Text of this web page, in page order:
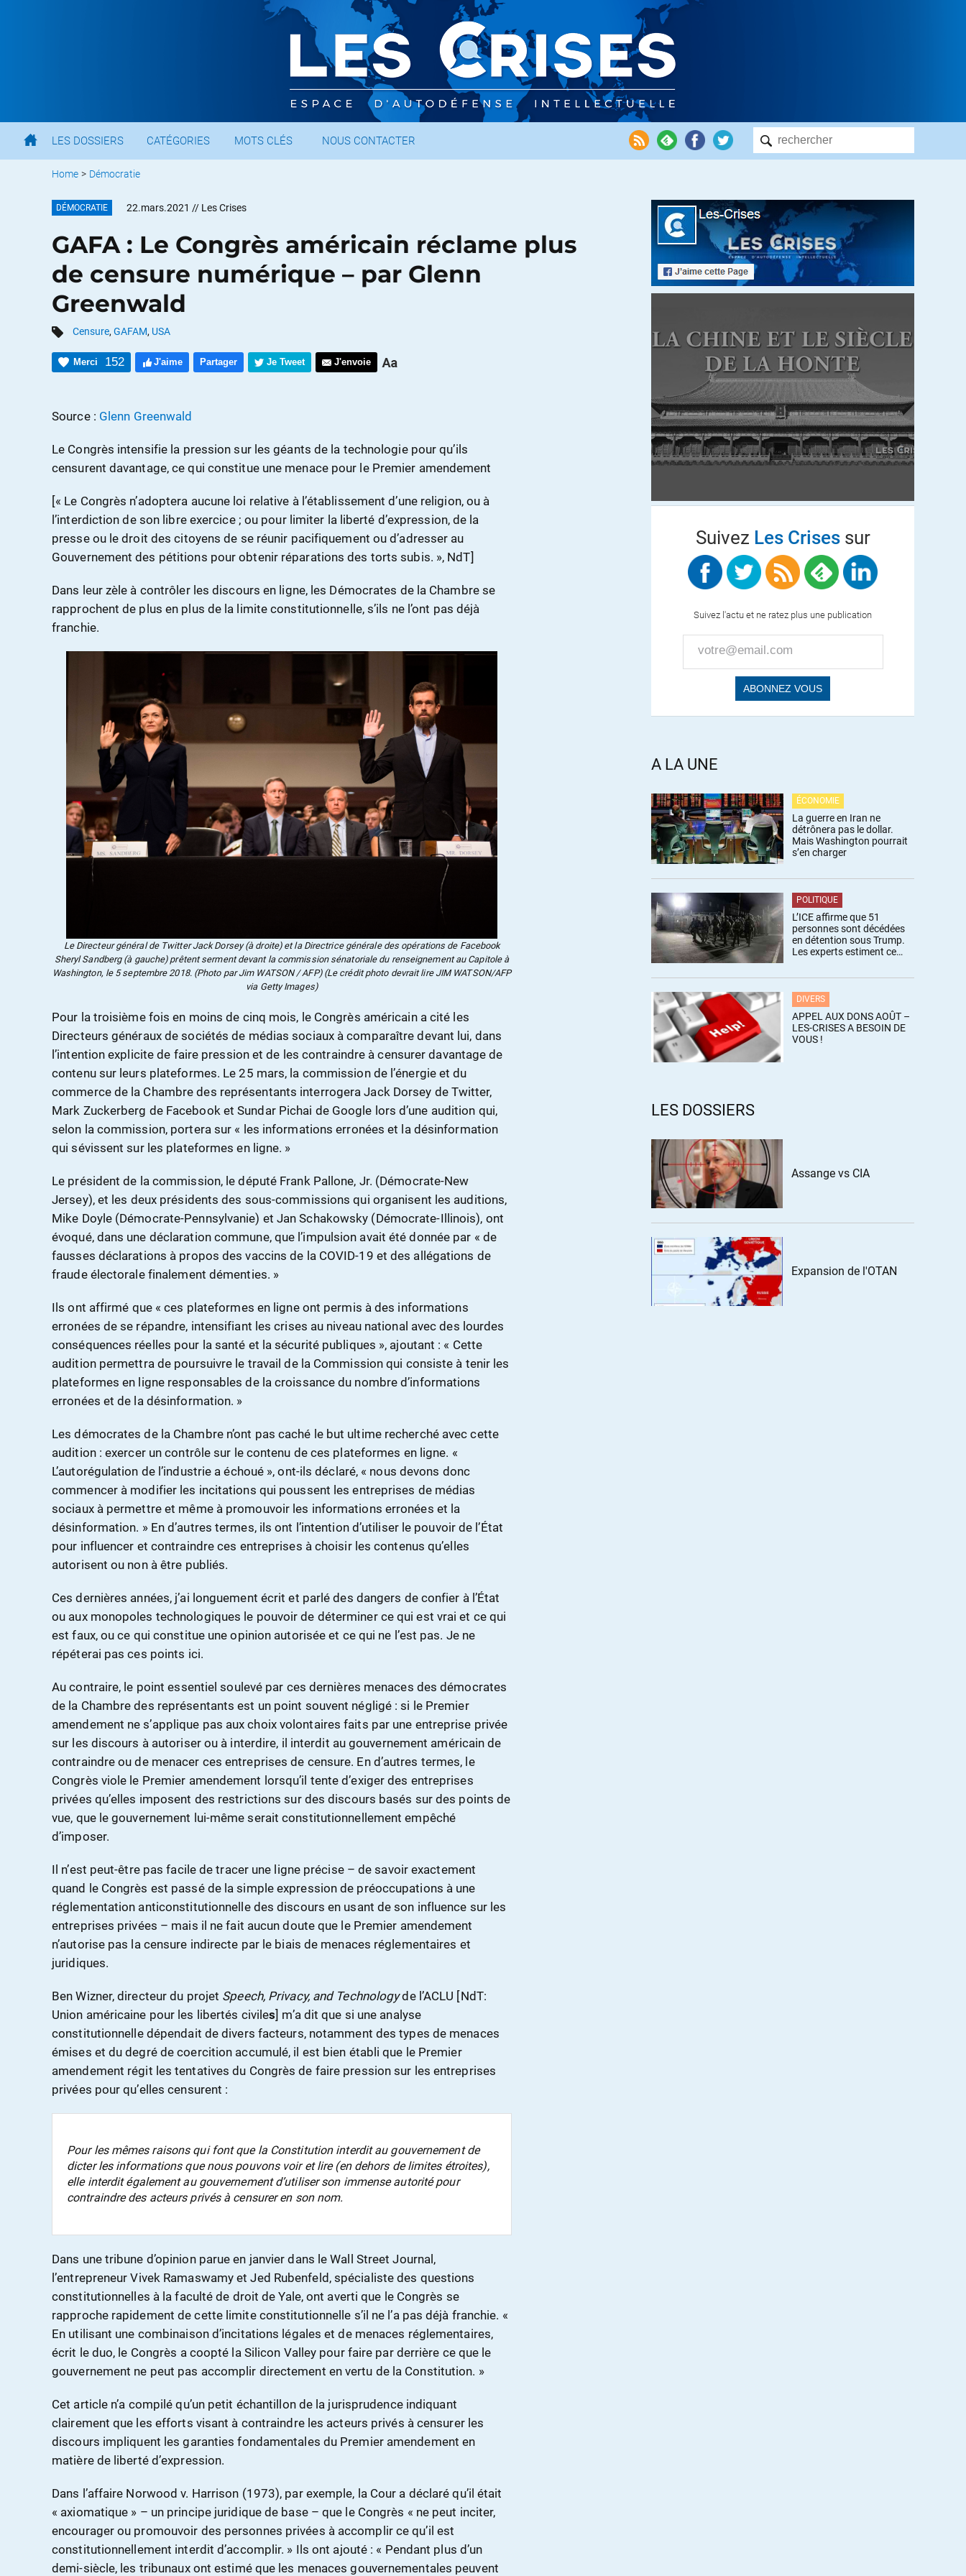
LES DOSSIERS CATÉGORIES MOTS CLÉS NOUS CONTACTER
Home > Démocratie
DÉMOCRATIE 22.mars.2021 // Les Crises
GAFA : Le Congrès américain réclame plus
de censure numérique – par Glenn
Greenwald
Censure, GAFAM, USA
Merci 152 J'aime Partager Je Tweet J'envoie
Source : Glenn Greenwald
Le Congrès intensifie la pression sur les géants de la technologie pour qu’ils
censurent davantage, ce qui constitue une menace pour le Premier amendement
[« Le Congrès n’adoptera aucune loi relative à l’établissement d’une religion, ou à
l’interdiction de son libre exercice ; ou pour limiter la liberté d’expression, de la
presse ou le droit des citoyens de se réunir pacifiquement ou d’adresser au
Gouvernement des pétitions pour obtenir réparations des torts subis. », NdT]
Dans leur zèle à contrôler les discours en ligne, les Démocrates de la Chambre se
rapprochent de plus en plus de la limite constitutionnelle, s’ils ne l’ont pas déjà
franchie.
Le Directeur général de Twitter Jack Dorsey (à droite) et la Directrice générale des opérations de Facebook
Sheryl Sandberg (à gauche) prêtent serment devant la commission sénatoriale du renseignement au Capitole à
Washington, le 5 septembre 2018. (Photo par Jim WATSON / AFP) (Le crédit photo devrait lire JIM WATSON/AFP
via Getty Images)
Pour la troisième fois en moins de cinq mois, le Congrès américain a cité les
Directeurs généraux de sociétés de médias sociaux à comparaître devant lui, dans
l’intention explicite de faire pression et de les contraindre à censurer davantage de
contenu sur leurs plateformes. Le 25 mars, la commission de l’énergie et du
commerce de la Chambre des représentants interrogera Jack Dorsey de Twitter,
Mark Zuckerberg de Facebook et Sundar Pichai de Google lors d’une audition qui,
selon la commission, portera sur « les informations erronées et la désinformation
qui sévissent sur les plateformes en ligne. »
Le président de la commission, le député Frank Pallone, Jr. (Démocrate-New
Jersey), et les deux présidents des sous-commissions qui organisent les auditions,
Mike Doyle (Démocrate-Pennsylvanie) et Jan Schakowsky (Démocrate-Illinois), ont
évoqué, dans une déclaration commune, que l’impulsion avait été donnée par « de
fausses déclarations à propos des vaccins de la COVID-19 et des allégations de
fraude électorale finalement démenties. »
Ils ont affirmé que « ces plateformes en ligne ont permis à des informations
erronées de se répandre, intensifiant les crises au niveau national avec des lourdes
conséquences réelles pour la santé et la sécurité publiques », ajoutant : « Cette
audition permettra de poursuivre le travail de la Commission qui consiste à tenir les
plateformes en ligne responsables de la croissance du nombre d’informations
erronées et de la désinformation. »
Les démocrates de la Chambre n’ont pas caché le but ultime recherché avec cette
audition : exercer un contrôle sur le contenu de ces plateformes en ligne. «
L’autorégulation de l’industrie a échoué », ont-ils déclaré, « nous devons donc
commencer à modifier les incitations qui poussent les entreprises de médias
sociaux à permettre et même à promouvoir les informations erronées et la
désinformation. » En d’autres termes, ils ont l’intention d’utiliser le pouvoir de l’État
pour influencer et contraindre ces entreprises à choisir les contenus qu’elles
autorisent ou non à être publiés.
Ces dernières années, j’ai longuement écrit et parlé des dangers de confier à l’État
ou aux monopoles technologiques le pouvoir de déterminer ce qui est vrai et ce qui
est faux, ou ce qui constitue une opinion autorisée et ce qui ne l’est pas. Je ne
répéterai pas ces points ici.
Au contraire, le point essentiel soulevé par ces dernières menaces des démocrates
de la Chambre des représentants est un point souvent négligé : si le Premier
amendement ne s’applique pas aux choix volontaires faits par une entreprise privée
sur les discours à autoriser ou à interdire, il interdit au gouvernement américain de
contraindre ou de menacer ces entreprises de censure. En d’autres termes, le
Congrès viole le Premier amendement lorsqu’il tente d’exiger des entreprises
privées qu’elles imposent des restrictions sur des discours basés sur des points de
vue, que le gouvernement lui-même serait constitutionnellement empêché
d’imposer.
Il n’est peut-être pas facile de tracer une ligne précise – de savoir exactement
quand le Congrès est passé de la simple expression de préoccupations à une
réglementation anticonstitutionnelle des discours en usant de son influence sur les
entreprises privées – mais il ne fait aucun doute que le Premier amendement
n’autorise pas la censure indirecte par le biais de menaces réglementaires et
juridiques.
Ben Wizner, directeur du projet Speech, Privacy, and Technologyde l’ACLU [NdT:
Union américaine pour les libertés civiles] m’a dit que si une analyse
constitutionnelle dépendait de divers facteurs, notamment des types de menaces
émises et du degré de coercition accumulé, il est bien établi que le Premier
amendement régit les tentatives du Congrès de faire pression sur les entreprises
privées pour qu’elles censurent :
Pour les mêmes raisons qui font que la Constitution interdit au gouvernement de
dicter les informations que nous pouvons voir et lire (en dehors de limites étroites),
elle interdit également au gouvernement d’utiliser son immense autorité pour
contraindre des acteurs privés à censurer en son nom.
Dans une tribune d’opinion parue en janvier dans le Wall Street Journal,
l’entrepreneur Vivek Ramaswamy et Jed Rubenfeld, spécialiste des questions
constitutionnelles à la faculté de droit de Yale, ont averti que le Congrès se
rapproche rapidement de cette limite constitutionnelle s’il ne l’a pas déjà franchie. «
En utilisant une combinaison d’incitations légales et de menaces réglementaires,
écrit le duo, le Congrès a coopté la Silicon Valley pour faire par derrière ce que le
gouvernement ne peut pas accomplir directement en vertu de la Constitution. »
Cet article n’a compilé qu’un petit échantillon de la jurisprudence indiquant
clairement que les efforts visant à contraindre les acteurs privés à censurer les
discours impliquent les garanties fondamentales du Premier amendement en
matière de liberté d’expression.
Dans l’affaire Norwood v. Harrison (1973), par exemple, la Cour a déclaré qu’il était
« axiomatique » – un principe juridique de base – que le Congrès « ne peut inciter,
encourager ou promouvoir des personnes privées à accomplir ce qu’il est
constitutionnellement interdit d’accomplir. » Ils ont ajouté : « Pendant plus d’un
demi-siècle, les tribunaux ont estimé que les menaces gouvernementales peuvent
Suivez Les Crisessur
Suivez l'actu et ne ratez plus une publication
A LA UNE
ÉCONOMIE
La guerre en Iran ne
détrônera pas le dollar.
Mais Washington pourrait
s’en charger
POLITIQUE
L’ICE affirme que 51
personnes sont décédées
en détention sous Trump.
Les experts estiment ce
DIVERS
APPEL AUX DONS AOÛT –
LES-CRISES A BESOIN DE
VOUS !
LES DOSSIERS
Assange vs CIA
Expansion de l'OTAN